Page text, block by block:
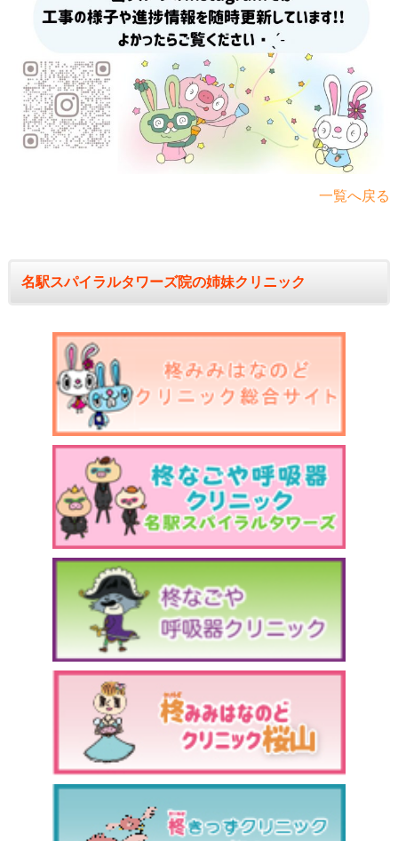
一覧へ戻る
名駅スパイラルタワーズ院の姉妹クリニック